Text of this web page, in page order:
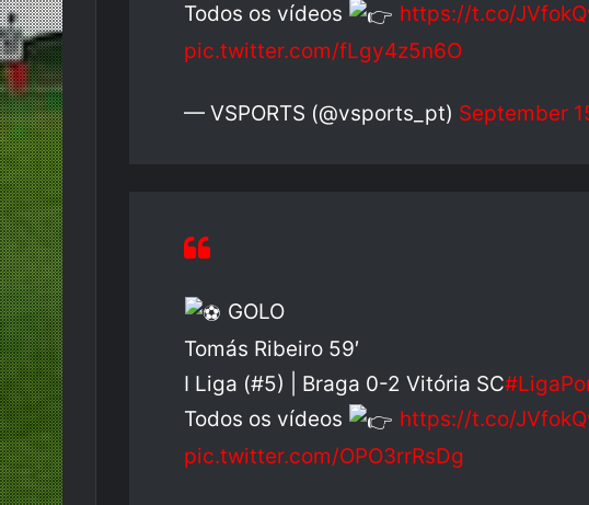
Todos os vídeos
https://t.co/
pic.twitter.com/fLgy4z5n6O
— VSPORTS (@vsports_pt) September
GOLO
Tomás Ribeiro 59′
I Liga (#5) | Braga 0-2 Vitória SC
Todos os vídeos
https://t.co/
pic.twitter.com/OPO3rrRsDg